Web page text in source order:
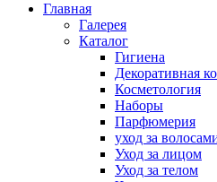
Главная
Галерея
Каталог
Гигиена
Декоративная
Косметология
Наборы
Парфюмерия
уход за
Уход за лицом
Уход за телом